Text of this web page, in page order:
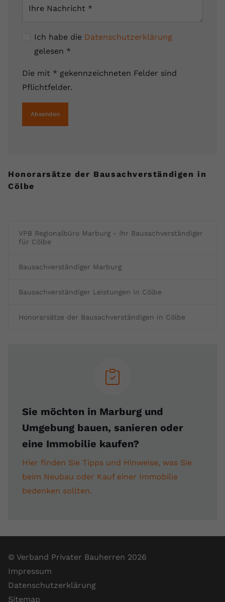
VPB Regionalbüro Marburg - Ihr Bausachverständiger
für Cölbe
Bausachverständiger Marburg
Bausachverständiger Leistungen in Cölbe
Honorarsätze der Bausachverständigen in Cölbe
Sie möchten in Marburg und
Umgebung bauen, sanieren oder
eine Immobilie kaufen?
Hier finden Sie Tipps und Hinweise, was Sie
beim Neubau oder Kauf einer Immobilie
bedenken sollten.
Ihre Nachricht *
Ich habe die Datenschutzerklärung
gelesen *
Die mit * gekennzeichneten Felder sind
Pflichtfelder.
Absenden
Honorarsätze der Bausachverständigen in
Cölbe
© Verband Privater Bauherren 2026
Impressum
Datenschutzerklärung
Sitemap